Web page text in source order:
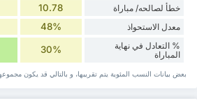
خطأ لصالحه/ مباراة 10.78
معدل الاستحواذ 48%
% التعادل في نهاية
المباراة
30%
بعض بيانات ‏النسب المئوية يتم تقريبها، و بالتالي قد ‏يكون مجموعها